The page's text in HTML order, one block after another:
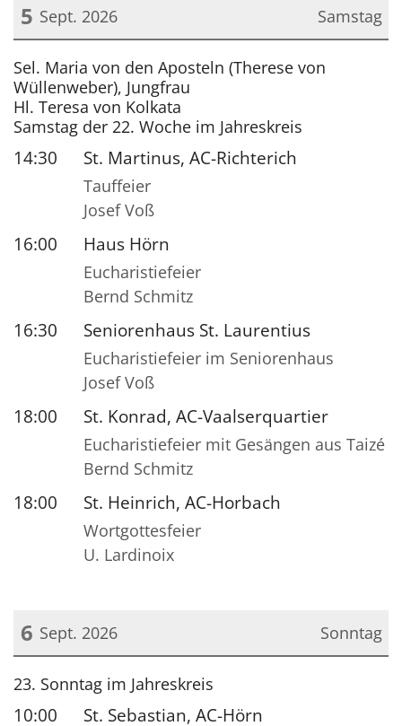
Samstag
5 Sept. 2026
Datum: 5. September 2026
Sel. Maria von den Aposteln (Therese von
Wüllenweber), Jungfrau
Hl. Teresa von Kolkata
Samstag der 22. Woche im Jahreskreis
14:30 St. Martinus, AC-Richterich
Tauffeier
Josef Voß
16:00 Haus Hörn
Eucharistiefeier
Bernd Schmitz
16:30 Seniorenhaus St. Laurentius
Eucharistiefeier im Seniorenhaus
Josef Voß
18:00 St. Konrad, AC-Vaalserquartier
Eucharistiefeier mit Gesängen aus Taizé
Bernd Schmitz
18:00 St. Heinrich, AC-Horbach
Wortgottesfeier
U. Lardinoix
Sonntag
6 Sept. 2026
Datum: 6. September 2026
23. Sonntag im Jahreskreis
10:00 St. Sebastian, AC-Hörn